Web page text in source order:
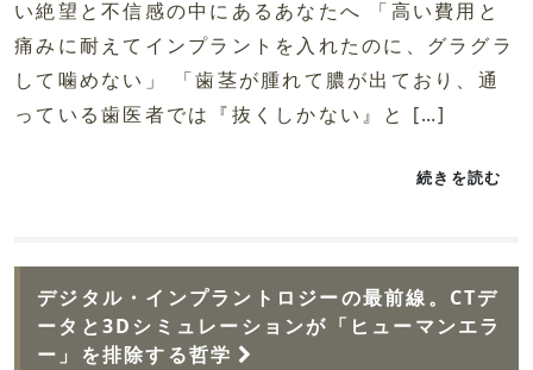
い絶望と不信感の中にあるあなたへ 「高い費用と
痛みに耐えてインプラントを入れたのに、グラグラ
して噛めない」 「歯茎が腫れて膿が出ており、通
っている歯医者では『抜くしかない』と […]
続きを読む
デジタル・インプラントロジーの最前線。CTデ
ータと3Dシミュレーションが「ヒューマンエラ
ー」を排除する哲学